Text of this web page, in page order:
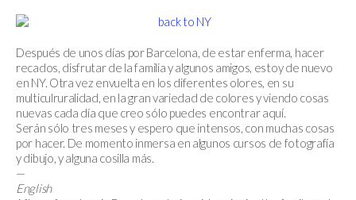
Después de unos días por Barcelona, de estar enferma, hacer
recados, disfrutar de la familia y algunos amigos, estoy de nuevo
en NY. Otra vez envuelta en los diferentes olores, en su
multiculruralidad, en la gran variedad de colores y viendo cosas
nuevas cada día que creo sólo puedes encontrar aquí.
Serán sólo tres meses y espero que intensos, con muchas cosas
por hacer. De momento inmersa en algunos cursos de fotografía
y dibujo, y alguna cosilla más.
—
English